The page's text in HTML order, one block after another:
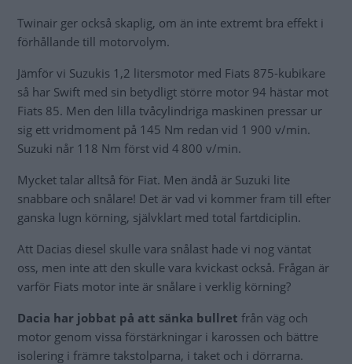
Twinair ger också skaplig, om än inte extremt bra effekt i
förhållande till motorvolym.
Jämför vi Suzukis 1,2 litersmotor med Fiats 875-kubikare
så har Swift med sin betydligt större motor 94 hästar mot
Fiats 85. Men den lilla tvåcylindriga maskinen pressar ur
sig ett vridmoment på 145 Nm redan vid 1 900 v/min.
Suzuki når 118 Nm först vid 4 800 v/min.
Mycket talar alltså för Fiat. Men ändå är Suzuki lite
snabbare och snålare! Det är vad vi kommer fram till efter
ganska lugn körning, självklart med total fartdiciplin.
Att Dacias diesel skulle vara snålast hade vi nog väntat
oss, men inte att den skulle vara kvickast också. Frågan är
varför Fiats motor inte är snålare i verklig körning?
Dacia har jobbat på att sänka bullret från väg och
motor genom vissa förstärkningar i karossen och bättre
isolering i främre takstolparna, i taket och i dörrarna.